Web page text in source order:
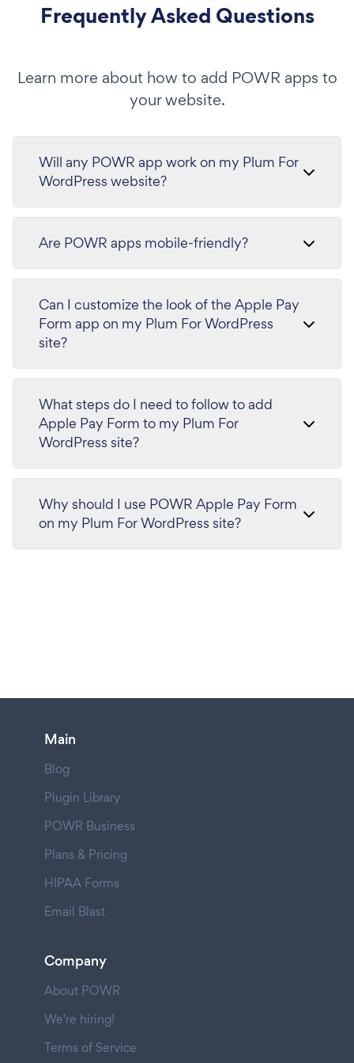
Frequently Asked Questions
Learn more about how to add POWR apps to
your website.
Will any POWR app work on my Plum For
WordPress website?
Are POWR apps mobile-friendly?
Can I customize the look of the Apple Pay
Form app on my Plum For WordPress
site?
What steps do I need to follow to add
Apple Pay Form to my Plum For
WordPress site?
Why should I use POWR Apple Pay Form
on my Plum For WordPress site?
Main
Blog
Plugin Library
POWR Business
Plans & Pricing
HIPAA Forms
Email Blast
Company
About POWR
We're hiring!
Terms of Service